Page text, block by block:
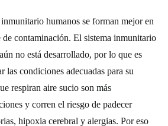
humanos se forman mejor en
contaminación. El sistema inmunitario
no está desarrollado, por lo que es
las condiciones adecuadas para su
respiran aire sucio son más
y corren el riesgo de padecer
hipoxia cerebral y alergias. Por eso